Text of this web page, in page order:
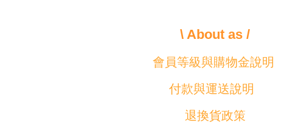
\ About as /
會員等級與購物金說明
付款與運送說明
退換貨政策